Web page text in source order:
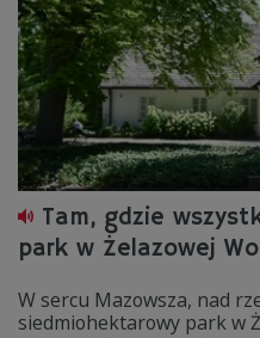
Tam, gdzie
park w Żelazowej
W sercu Mazowsza, nad
siedmiohektarowy park w